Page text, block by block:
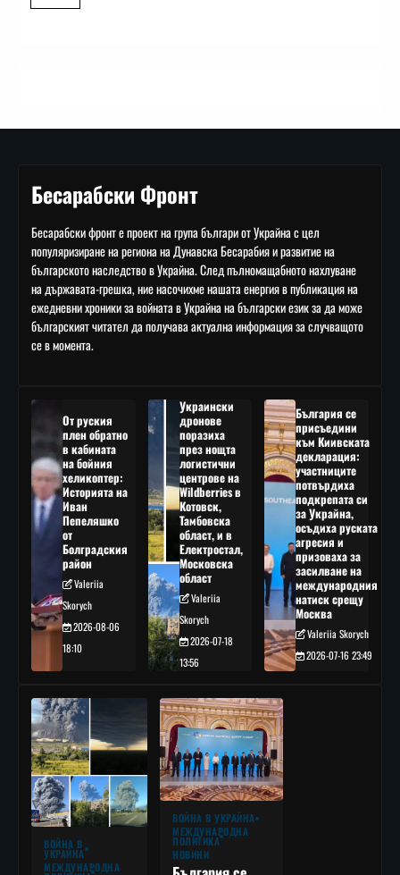
Бесарабски Фронт
Бесарабски фронт е проект на група българи от Украйна с цел
популяризиране на региона на Дунавска Бесарабия и развитие на
българското наследство в Украйна. След пълномащабното нахлуване
на държавата-грешка, ние насочихме нашата енергия в публикация на
ежедневни хроники за войната в Украйна на български език за да може
българският читател да получава актуална информация за случващото
се в момента.
От руския
плен обратно
в кабината
на бойния
хеликоптер:
Историята на
Иван
Пепеляшко
от
Болградския
район
Valeriia
Skorych
2026-08-06
18:10
Украински
дронове
поразиха
през нощта
логистични
центрове на
Wildberries в
Котовск,
Тамбовска
област, и в
Електростал,
Московска
област
Valeriia
Skorych
2026-07-18
13:56
България се
присъедини
към Киивската
декларация:
участниците
потвърдиха
подкрепата си
за Украйна,
осъдиха руската
агресия и
призоваха за
засилване на
международния
натиск срещу
Москва
Valeriia Skorych
2026-07-16 23:49
ВОЙНА В
УКРАЙНА
МЕЖДУНАРОДНА
ВОЙНА В УКРАЙНА
МЕЖДУНАРОДНА
ПОЛИТИКА
НОВИНИ